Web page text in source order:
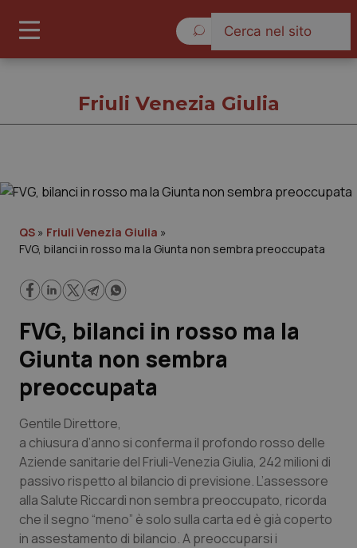
Cronache
Lavoro e Professioni
Scienza e Farmaci
Studi e Analisi
Lettere al direttore
Edizioni Regionali
Friuli Venezia Giulia
QS » Friuli Venezia Giulia »
FVG, bilanci in rosso ma la Giunta non sembra preoccupata
FVG, bilanci in rosso ma la
Giunta non sembra
preoccupata
Gentile Direttore,
a chiusura d’anno si conferma il profondo rosso delle
Aziende sanitarie del Friuli-Venezia Giulia, 242 milioni di
passivo rispetto al bilancio di previsione. L’assessore
alla Salute Riccardi non sembra preoccupato, ricorda
che il segno “meno” è solo sulla carta ed è già coperto
in assestamento di bilancio. A preoccuparsi i